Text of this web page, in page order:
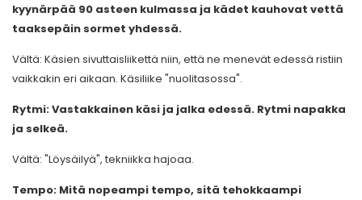
kyynärpää 90 asteen kulmassa ja kädet kauhovat vettä
taaksepäin sormet yhdessä.
Vältä: Käsien sivuttaisliikettä niin, että ne menevät edessä ristiin
vaikkakin eri aikaan. Käsiliike "nuolitasossa".
Rytmi: Vastakkainen käsi ja jalka edessä. Rytmi napakka
ja selkeä.
Vältä: "Löysäilyä", tekniikka hajoaa.
Tempo: Mitä nopeampi tempo, sitä tehokkaampi